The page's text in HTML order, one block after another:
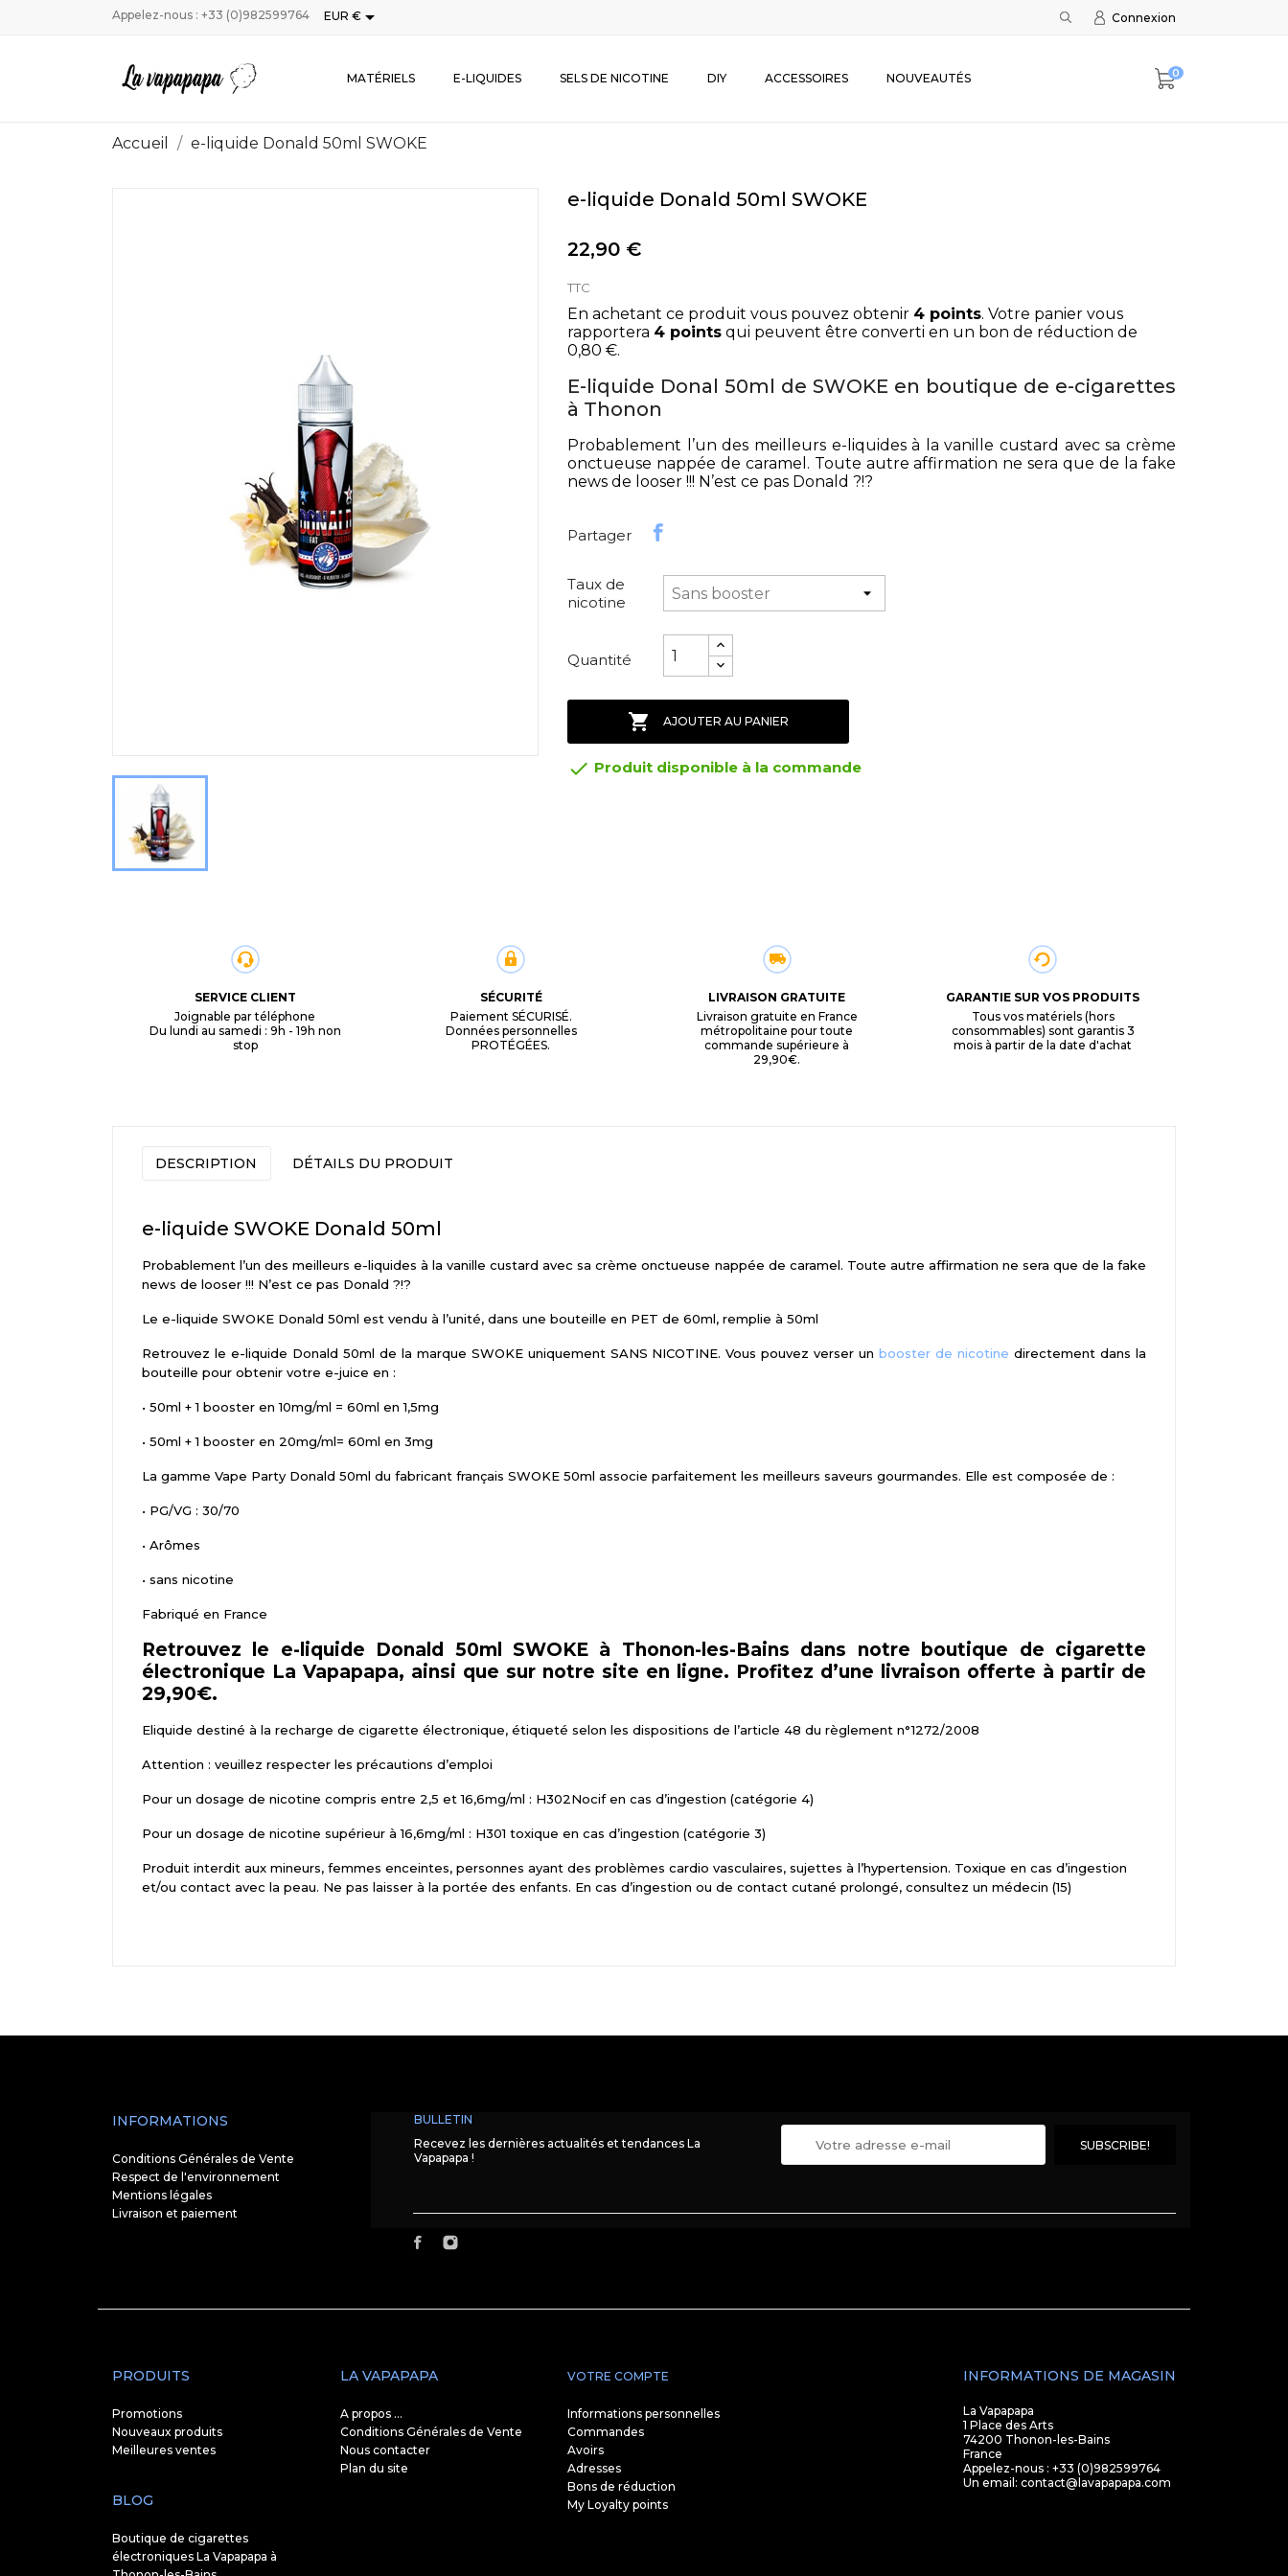
Appelez-nous : +33 (0)982599764 EUR € Connexion
MATÉRIELS E-LIQUIDES SELS DE NICOTINE DIY ACCESSOIRES NOUVEAUTÉS 0
Accueil e-liquide Donald 50ml SWOKE
e-liquide Donald 50ml SWOKE
22,90 €
TTC
En achetant ce produit vous pouvez obtenir 4 points. Votre panier vous
rapportera 4 points qui peuvent être converti en un bon de réduction de
0,80 €.
E-liquide Donal 50ml de SWOKE en boutique de e-cigarettes
à Thonon
Probablement l’un des meilleurs e-liquides à la vanille custard avec sa crème
onctueuse nappée de caramel. Toute autre affirmation ne sera que de la fake
news de looser !!! N’est ce pas Donald ?!?
Partager
Taux de
nicotine
Quantité
 AJOUTER AU PANIER
 Produit disponible à la commande
SERVICE CLIENT
Joignable par téléphone
Du lundi au samedi : 9h - 19h non
stop
SÉCURITÉ
Paiement SÉCURISÉ.
Données personnelles
PROTÉGÉES.
LIVRAISON GRATUITE
Livraison gratuite en France
métropolitaine pour toute
commande supérieure à
29,90€.
GARANTIE SUR VOS PRODUITS
Tous vos matériels (hors
consommables) sont garantis 3
mois à partir de la date d'achat
DESCRIPTION DÉTAILS DU PRODUIT
e-liquide SWOKE Donald 50ml
Probablement l’un des meilleurs e-liquides à la vanille custard avec sa crème onctueuse nappée de caramel. Toute autre affirmation ne sera que de la fake
news de looser !!! N’est ce pas Donald ?!?
Le e-liquide SWOKE Donald 50ml est vendu à l’unité, dans une bouteille en PET de 60ml, remplie à 50ml
Retrouvez le e-liquide Donald 50ml de la marque SWOKE uniquement SANS NICOTINE. Vous pouvez verser unbooster de nicotine directement dans la
bouteille pour obtenir votre e-juice en :
• 50ml + 1 booster en 10mg/ml = 60ml en 1,5mg
• 50ml + 1 booster en 20mg/ml= 60ml en 3mg
La gamme Vape Party Donald 50ml du fabricant français SWOKE 50ml associe parfaitement les meilleurs saveurs gourmandes. Elle est composée de :
• PG/VG : 30/70
• Arômes
• sans nicotine
Fabriqué en France
Retrouvez le e-liquide Donald 50ml SWOKE à Thonon-les-Bains dans notre boutique de cigarette
électronique La Vapapapa, ainsi que sur notre site en ligne. Profitez d’une livraison offerte à partir de
29,90€.
Eliquide destiné à la recharge de cigarette électronique, étiqueté selon les dispositions de l’article 48 du règlement n°1272/2008
Attention : veuillez respecter les précautions d’emploi
Pour un dosage de nicotine compris entre 2,5 et 16,6mg/ml : H302Nocif en cas d’ingestion (catégorie 4)
Pour un dosage de nicotine supérieur à 16,6mg/ml : H301 toxique en cas d’ingestion (catégorie 3)
Produit interdit aux mineurs, femmes enceintes, personnes ayant des problèmes cardio vasculaires, sujettes à l’hypertension. Toxique en cas d’ingestion
et/ou contact avec la peau. Ne pas laisser à la portée des enfants. En cas d’ingestion ou de contact cutané prolongé, consultez un médecin (15)
INFORMATIONS
Conditions Générales de Vente
Respect de l'environnement
Mentions légales
Livraison et paiement
BULLETIN
Recevez les dernières actualités et tendances La
Vapapapa !
PRODUITS
Promotions
Nouveaux produits
Meilleures ventes
LA VAPAPAPA
A propos ...
Conditions Générales de Vente
Nous contacter
Plan du site
BLOG
Boutique de cigarettes
électroniques La Vapapapa à
VOTRE COMPTE
Informations personnelles
Commandes
Avoirs
Adresses
Bons de réduction
My Loyalty points
INFORMATIONS DE MAGASIN
La Vapapapa
1 Place des Arts
74200 Thonon-les-Bains
France
Appelez-nous : +33 (0)982599764
Un email: contact@lavapapapa.com